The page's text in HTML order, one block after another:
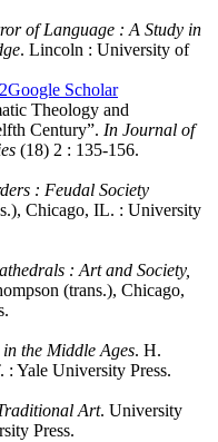
of Language : A Study in
. Lincoln : University of
Google Scholar
Theology and
Century”. In Journal of
(18) 2 : 135-156.
: Feudal Society
Chicago, IL. : University
: Art and Society,
(trans.), Chicago,
the Middle Ages. H.
Yale University Press.
Art. University
Press.